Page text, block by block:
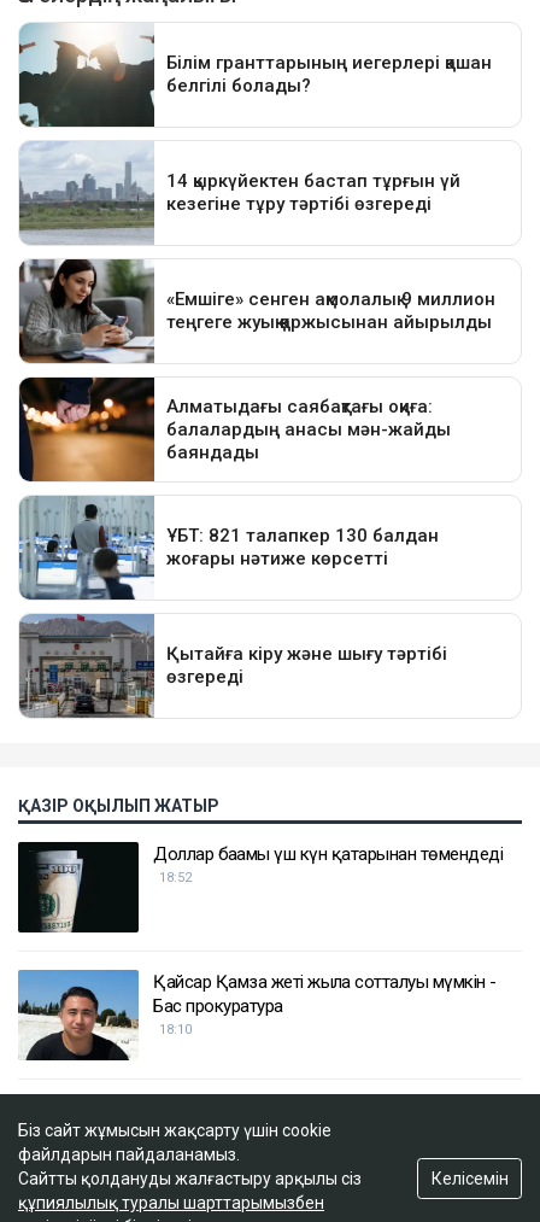
ҚАЗІР ОҚЫЛЫП ЖАТЫР
Доллар бағамы үш күн қатарынан төмендеді
18:52
Қайсар Қамза жеті жылға сотталуы мүмкін -
Бас прокуратура
18:10
күтеді
17:59
Біз сайт жұмысын жақсарту үшін cookie
файлдарын пайдаланамыз.
Сайтты қолдануды жалғастыру арқылы сіз
құпиялылық туралы шарттарымызбен
Келісемін